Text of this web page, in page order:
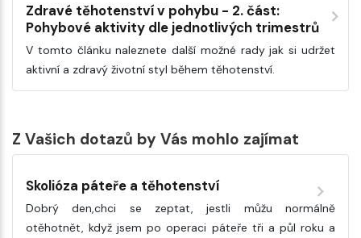
Zdravé těhotenství v pohybu - 2. část:
Pohybové aktivity dle jednotlivých trimestrů
V tomto článku naleznete další možné rady jak si udržet
aktivní a zdravý životní styl během těhotenství.
Z Vašich dotazů by Vás mohlo zajímat
Skolióza páteře a těhotenství
Dobrý den,chci se zeptat, jestli můžu normálně
otěhotnět, když jsem po operaci páteře tři a půl roku a